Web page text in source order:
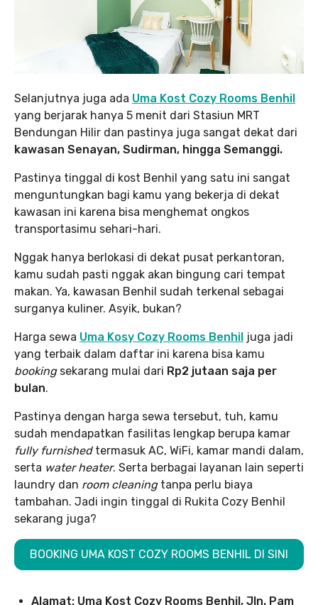
Selanjutnya juga ada Uma Kost Cozy Rooms Benhil
yang berjarak hanya 5 menit dari Stasiun MRT
Bendungan Hilir dan pastinya juga sangat dekat dari
kawasan Senayan, Sudirman, hingga Semanggi.
Pastinya tinggal di kost Benhil yang satu ini sangat
menguntungkan bagi kamu yang bekerja di dekat
kawasan ini karena bisa menghemat ongkos
transportasimu sehari-hari.
Nggak hanya berlokasi di dekat pusat perkantoran,
kamu sudah pasti nggak akan bingung cari tempat
makan. Ya, kawasan Benhil sudah terkenal sebagai
surganya kuliner. Asyik, bukan?
Harga sewa Uma Kosy Cozy Rooms Benhil juga jadi
yang terbaik dalam daftar ini karena bisa kamu
booking sekarang mulai dari Rp2 jutaan saja per
bulan.
Pastinya dengan harga sewa tersebut, tuh, kamu
sudah mendapatkan fasilitas lengkap berupa kamar
fully furnishedtermasuk AC, WiFi, kamar mandi dalam,
serta water heater. Serta berbagai layanan lain seperti
laundry dan room cleaningtanpa perlu biaya
tambahan. Jadi ingin tinggal di Rukita Cozy Benhil
sekarang juga?
BOOKING UMA KOST COZY ROOMS BENHIL DI SINI
Alamat: Uma Kost Cozy Rooms Benhil, Jln. Pam